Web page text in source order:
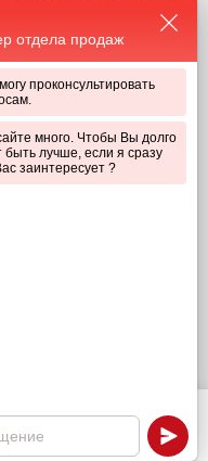
Чат
отдела продаж
проконсультировать
много. Чтобы Вы долго
быть лучше, если я сразу
заинтересует ?
2D панелей
и продажу всего
под ключ:
столбов (опор),
других компонентов
для
секция
ограждение
ограждений